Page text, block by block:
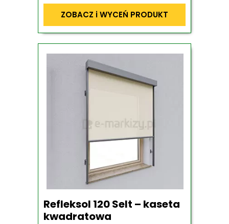
ZOBACZ i WYCEŃ PRODUKT
Refleksol 120 Selt – kaseta
kwadratowa